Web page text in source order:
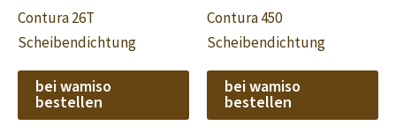
Contura 26T
Scheibendichtung
bei wamiso
bestellen
Contura 450
Scheibendichtung
bei wamiso
bestellen